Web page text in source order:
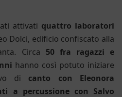
attivati quattro laboratori
Dolci, edificio confiscato alla
Circa 50fra ragazzi e
hanno così potuto iniziare
di canto con Eleonora
a percussione con Salvo